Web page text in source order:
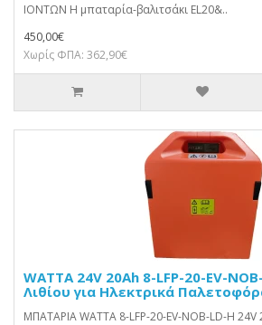
ΙΟΝΤΩΝ Η μπαταρία-βαλιτσάκι EL20&..
450,00€
Χωρίς ΦΠΑ: 362,90€
WATTA 24V 20Ah 8-LFP-20-EV-
Λιθίου για Ηλεκτρικά
ΜΠΑΤΑΡΙΑ WATTA 8-LFP-20-EV-NOB-LD-H 24V